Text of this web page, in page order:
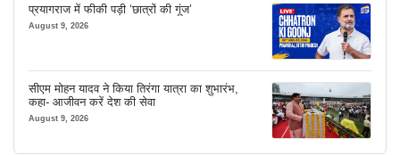
प्रयागराज में फीकी पड़ी ‘छात्रों की गूंज’
August 9, 2026
सीएम मोहन यादव ने किया तिरंगा यात्रा का शुभारंभ,
कहा- आजीवन करें देश की सेवा
August 9, 2026